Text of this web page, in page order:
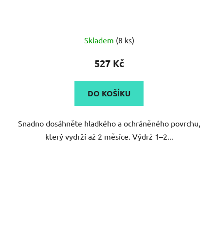
Skladem (8 ks)
527 Kč
DO KOŠÍKU
Snadno dosáhněte hladkého a ochráněného povrchu,
který vydrží až 2 měsíce. Výdrž 1–2...